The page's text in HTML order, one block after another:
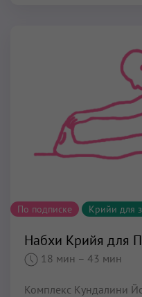
По подписке Крийи для
Набхи Крийя для
18 мин – 43 мин
Комплекс Кундалини